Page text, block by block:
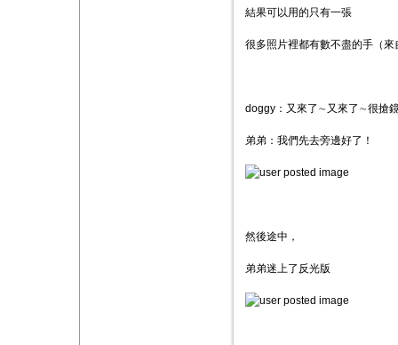
結果可以用的只有一張
很多照片裡都有數不盡的手（來
doggy：又來了∼又來了∼很搶
弟弟：我們先去旁邊好了！
然後途中，
弟弟迷上了反光版